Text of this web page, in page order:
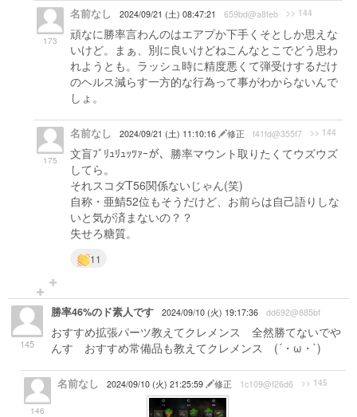
173
名前なし 2024/09/21 (土) 08:47:21 659bd@a8feb >> 144
頑なに勝率言わんのはエアプか下手くそとしか思えな
いけど。まぁ、別に良いけどねこんなとこでどう思わ
れようとも。ラッシュ時に精度悪くて弾受けするだけ
のヘルス減らす一方的な行為って事がわからないんで
しょ。
175
名前なし 2024/09/21 (土) 11:10:16 修正 f41fd@355f7 >> 144
文盲ﾌﾞﾘｭﾘｭｯﾂｧｰが、勝率マウント取りたくてウズウズ
してら。
それスコダT56関係ないじゃん(笑)
自称・亜鯖52位もそうだけど、お前らは自己語りしな
いと気が済まないの？？
失せろ糖質。
11
145
勝率46%のド素人です 2024/09/10 (火) 19:17:36 dd692@885bf
おすすめ拡張パーツ教えてクレメンス 全然勝てないでや
んす おすすめ常備品も教えてクレメンス (´・ω・`)
146
名前なし 2024/09/10 (火) 21:25:59 修正 1c109@f26d6 >> 145